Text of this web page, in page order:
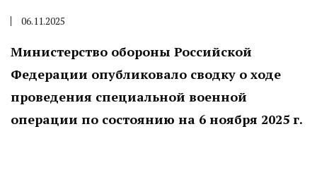
06.11.2025
Министерство обороны Российской
Федерации опубликовало сводку о ходе
проведения специальной военной
операции по состоянию на 6 ноября 2025 г.